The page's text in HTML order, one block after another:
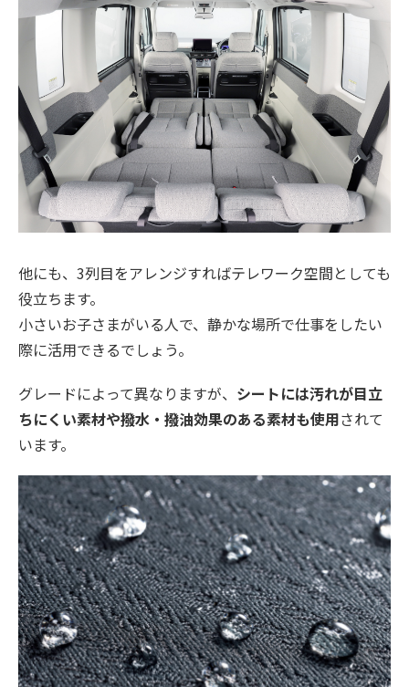
他にも、3列目をアレンジすればテレワーク空間としても
役立ちます。
小さいお子さまがいる人で、静かな場所で仕事をしたい
際に活用できるでしょう。
グレードによって異なりますが、 シートには汚れが目立
ちにくい素材や撥水・撥油効果のある素材も使用されて
います。